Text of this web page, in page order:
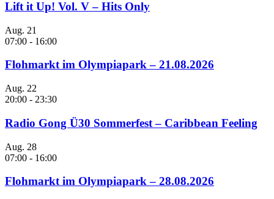
Lift it Up! Vol. V – Hits Only
Aug. 21
07:00 - 16:00
Flohmarkt im Olympiapark – 21.08.2026
Aug. 22
20:00 - 23:30
Radio Gong Ü30 Sommerfest – Caribbean Feeling
Aug. 28
07:00 - 16:00
Flohmarkt im Olympiapark – 28.08.2026